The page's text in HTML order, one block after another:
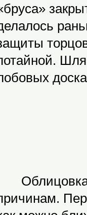
Облицовка